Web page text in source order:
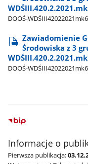
DOOŚ-
Zawiadomienie
Środowiska z 3
DOOŚ-
Informacje o
Pierwsza publikacja: